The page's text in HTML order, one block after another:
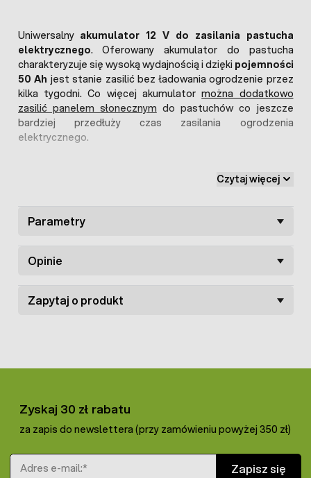
Uniwersalny akumulator 12 V do zasilania pastucha
elektrycznego. Oferowany akumulator do pastucha
charakteryzuje się wysoką wydajnością i dzięki pojemności
50 Ah jest stanie zasilić bez ładowania ogrodzenie przez
kilka tygodni. Co więcej akumulatormożna dodatkowo
zasilić panelem słonecznym do pastuchów co jeszcze
bardziej przedłuży czas zasilania ogrodzenia
elektrycznego.
wielokrotne rozładowywanie wpływa na skracanie ich
żadnego wpływu na długotrwałość jego działania
bateryjnych
modelem dostępnym na rynku.
Czytaj więcej
Parametry
Opinie
Zapytaj o produkt
Zyskaj 30 zł rabatu
za zapis do newslettera (przy zamówieniu powyżej 350 zł)
Adres e-mail
Zapisz się